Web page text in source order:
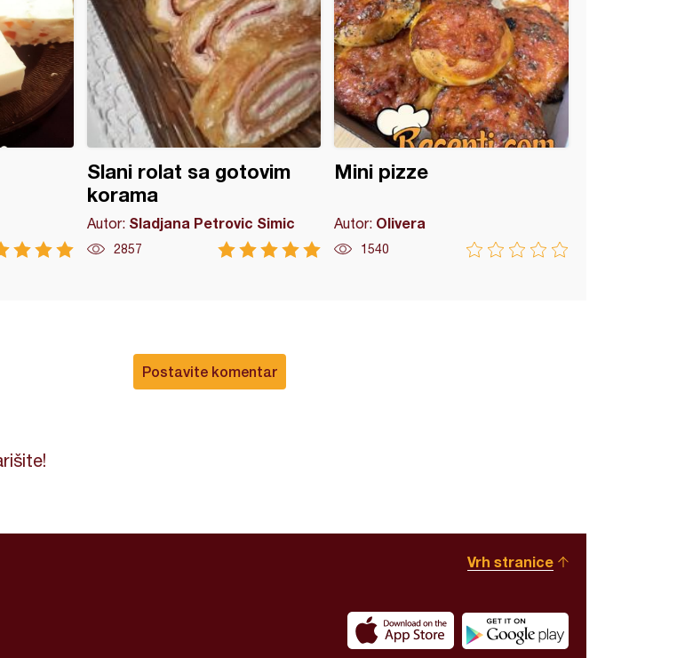
Slani rolat sa gotovim
korama
Autor: Sladjana Petrovic Simic
2857
Mini pizze
Autor: Olivera
1540
Postavite komentar
Vrh stranice